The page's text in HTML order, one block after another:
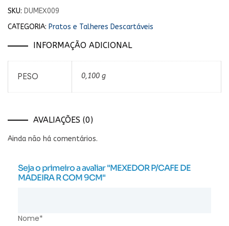
SKU: DUMEX009
CATEGORIA: Pratos e Talheres Descartáveis
INFORMAÇÃO ADICIONAL
PESO 0,100 g
AVALIAÇÕES (0)
Ainda não há comentários.
Seja o primeiro a avaliar "MEXEDOR P/CAFE DE
MADEIRA R COM 9CM"
Nome*